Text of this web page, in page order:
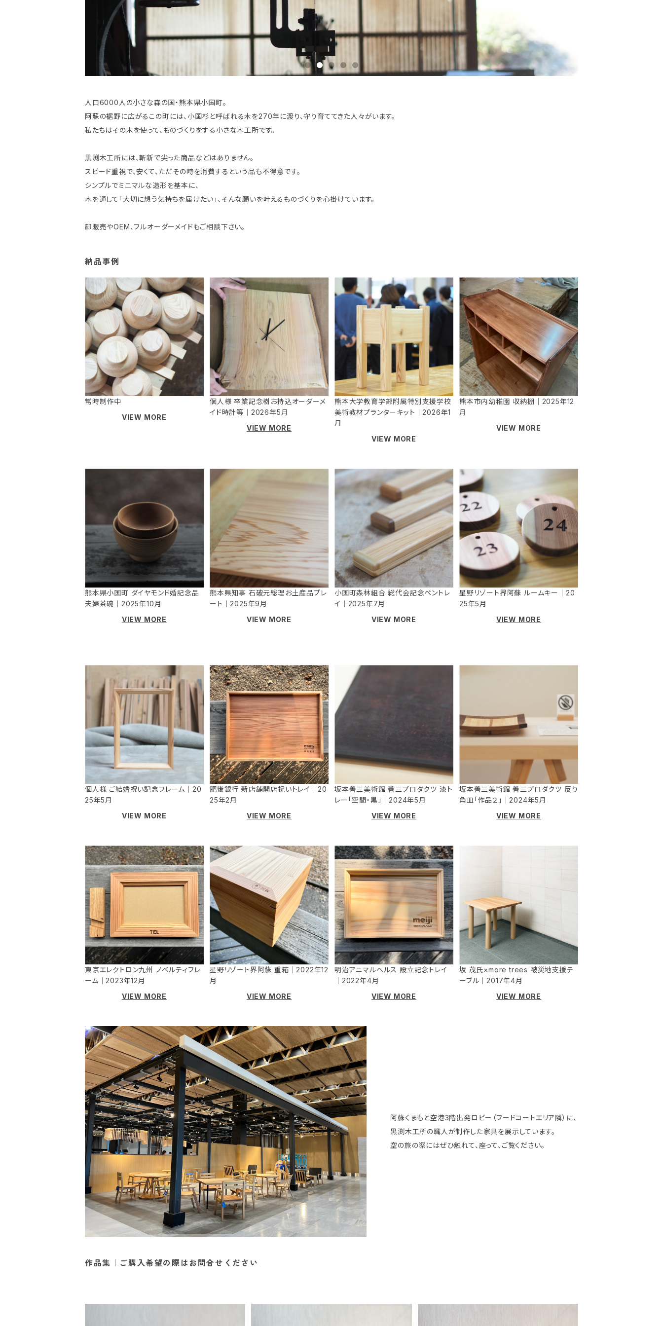
人口6000人の小さな森の国・熊本県小国町。
阿蘇の裾野に広がるこの町には、小国杉と呼ばれる木を270年に渡り、守り育ててきた人々がいます。
私たちはその木を使って、ものづくりをする小さな木工所です。
黒渕木工所には、斬新で尖った商品などはありません。
スピード重視で、安くて、ただその時を消費するという品も不得意です。
シンプルでミニマルな造形を基本に、
木を通して「大切に想う気持ちを届けたい」、そんな願いを叶えるものづくりを心掛けています。
卸販売やOEM、フルオーダーメイドもご相談下さい。
納品事例
常時制作中
VIEW MORE
個人様 卒業記念樹お持込オーダーメ
イド時計等｜2026年5月
VIEW MORE
熊本大学教育学部附属特別支援学校
美術教材プランターキット｜2026年1
月
VIEW MORE
熊本市内幼稚園 収納棚｜2025年12
月
VIEW MORE
熊本県小国町 ダイヤモンド婚記念品
夫婦茶碗｜2025年10月
VIEW MORE
熊本県知事 石破元総理お土産品プレ
ート｜2025年9月
VIEW MORE
小国町森林組合 総代会記念ペントレ
イ｜2025年7月
VIEW MORE
星野リゾート界阿蘇 ルームキー｜20
25年5月
VIEW MORE
個人様 ご結婚祝い記念フレーム｜20
25年5月
VIEW MORE
肥後銀行 新店舗開店祝いトレイ｜20
25年2月
VIEW MORE
坂本善三美術館 善三プロダクツ 漆ト
レー「空間・黒」｜2024年5月
VIEW MORE
坂本善三美術館 善三プロダクツ 反り
角皿「作品２」｜2024年5月
VIEW MORE
東京エレクトロン九州 ノベルティフレ
ーム｜2023年12月
VIEW MORE
星野リゾート界阿蘇 重箱｜2022年12
月
VIEW MORE
明治アニマルヘルス 設立記念トレイ
｜2022年4月
VIEW MORE
坂 茂氏×more trees 被災地支援テ
ーブル｜2017年4月
VIEW MORE
阿蘇くまもと空港3階出発ロビー（フードコートエリア隣）に、
黒渕木工所の職人が制作した家具を展示しています。
空の旅の際にはぜひ触れて、座って、ご覧ください。
作品集｜ご購入希望の際はお問合せください